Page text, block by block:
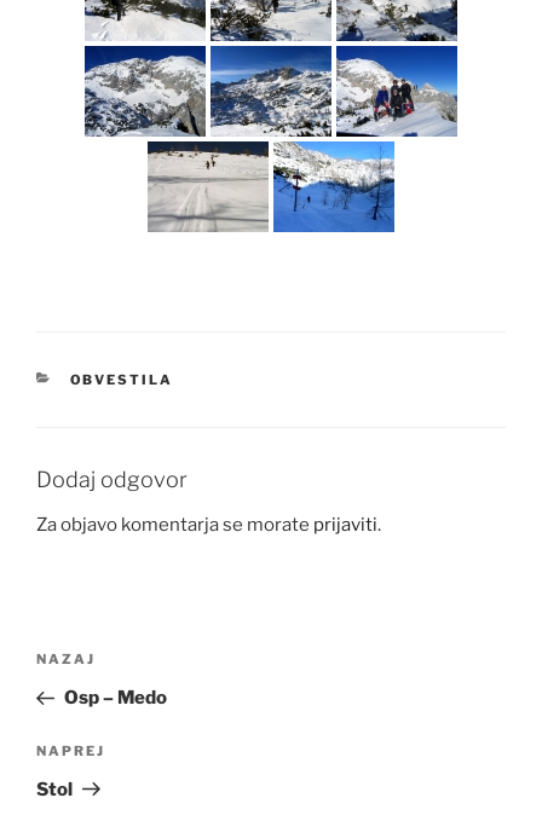
KATEGORIJE
OBVESTILA
Dodaj odgovor
Za objavo komentarja se morate prijaviti.
Prejšnji
prispevek
NAZAJ
Osp – Medo
Naslednji
prispevek
NAPREJ
Stol